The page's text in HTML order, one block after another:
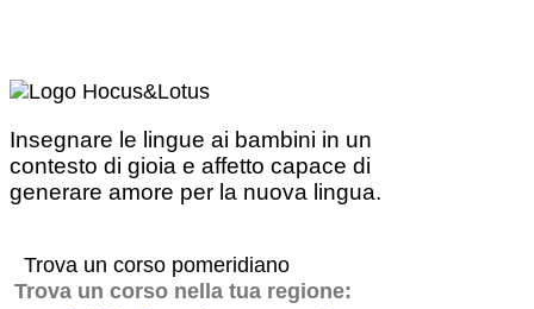
Insegnare le lingue ai bambini in un
contesto di gioia e affetto capace di
generare amore per la nuova lingua.
Trova un corso pomeridiano
Trova un corso nella tua regione: